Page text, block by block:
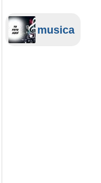
musica